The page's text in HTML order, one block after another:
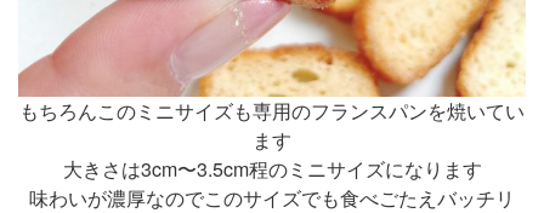
もちろんこのミニサイズも専用のフランスパンを焼いてい
ます
大きさは3cm〜3.5cm程のミニサイズになります
味わいが濃厚なのでこのサイズでも食べごたえバッチリ